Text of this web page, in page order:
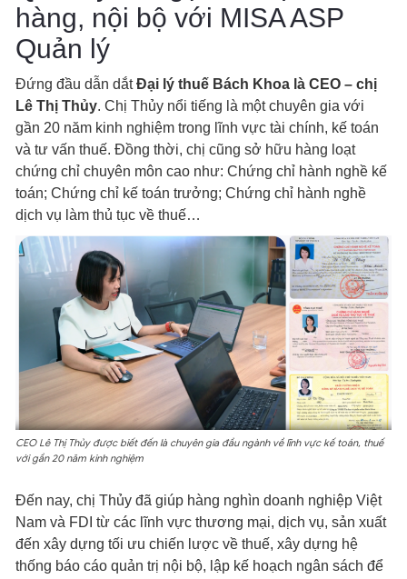
hàng, nội bộ với MISA ASP
Quản lý
Đứng đầu dẫn dắtĐại lý thuế Bách Khoa là CEO – chị
Lê Thị Thủy. Chị Thủy nổi tiếng là một chuyên gia với
gần 20 năm kinh nghiệm trong lĩnh vực tài chính, kế toán
và tư vấn thuế. Đồng thời, chị cũng sở hữu hàng loạt
chứng chỉ chuyên môn cao như: Chứng chỉ hành nghề kế
toán; Chứng chỉ kế toán trưởng; Chứng chỉ hành nghề
dịch vụ làm thủ tục về thuế…
CEO Lê Thị Thủy được biết đến là chuyên gia đầu ngành về lĩnh vực kế toán, thuế
với gần 20 năm kinh nghiệm
Đến nay, chị Thủy đã giúp hàng nghìn doanh nghiệp Việt
Nam và FDI từ các lĩnh vực thương mại, dịch vụ, sản xuất
đến xây dựng tối ưu chiến lược về thuế, xây dựng hệ
thống báo cáo quản trị nội bộ, lập kế hoạch ngân sách để